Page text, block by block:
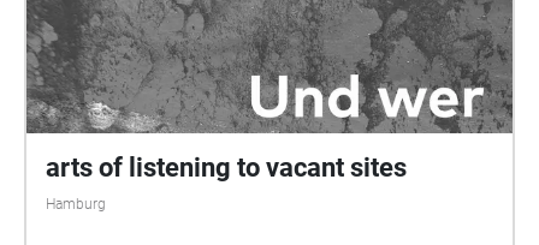
arts of listening to vacant sites
Hamburg